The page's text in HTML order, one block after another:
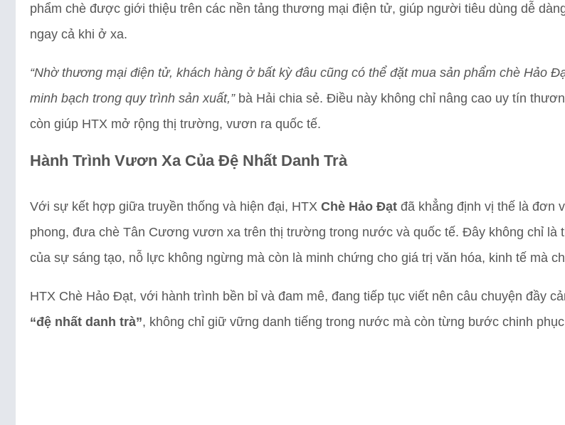
phẩm chè được giới thiệu trên các nền tảng thương mại điện tử, giúp người tiêu dùng dễ
ngay cả khi ở xa.
“Nhờ thương mại điện tử, khách hàng ở bất kỳ đâu cũng có thể đặt mua sản phẩm chè Hảo
minh bạch trong quy trình sản xuất,”bà Hải chia sẻ. Điều này không chỉ nâng cao uy tín
còn giúp HTX mở rộng thị trường, vươn ra quốc tế.
Hành Trình Vươn Xa Của Đệ Nhất Danh Trà
Với sự kết hợp giữa truyền thống và hiện đại, HTX Chè Hảo Đạt đã khẳng định vị thế là đơn
phong, đưa chè Tân Cương vươn xa trên thị trường trong nước và quốc tế. Đây không chỉ là
của sự sáng tạo, nỗ lực không ngừng mà còn là minh chứng cho giá trị văn hóa, kinh tế mà
HTX Chè Hảo Đạt, với hành trình bền bỉ và đam mê, đang tiếp tục viết nên câu chuyện đầy
“đệ nhất danh trà”, không chỉ giữ vững danh tiếng trong nước mà còn từng bước chinh